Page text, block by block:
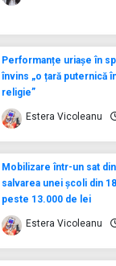
Performanțe uriașe în
învins „o țară puternică
religie”
Estera Vicoleanu
Mobilizare într-un sat
salvarea unei școli din
peste 13.000 de lei
Estera Vicoleanu